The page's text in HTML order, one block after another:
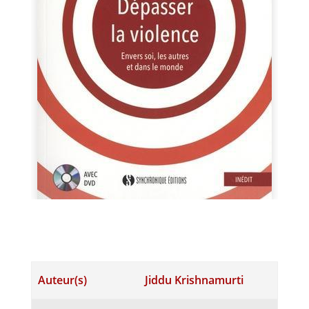
Auteur(s) Jiddu Krishnamurti